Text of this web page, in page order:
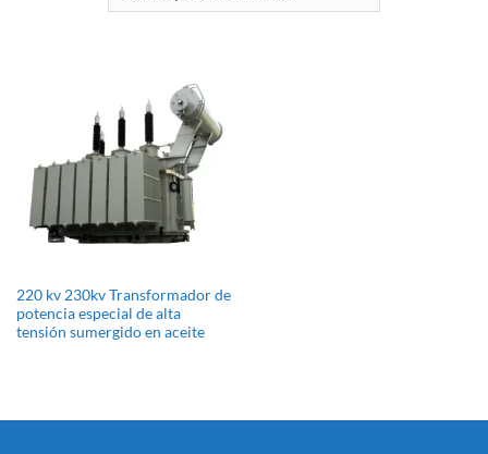
220 kv 230kv Transformador de
potencia especial de alta
tensión sumergido en aceite